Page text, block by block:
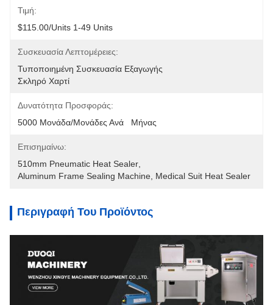
Τιμή:
$115.00/units 1-49 Units
Συσκευασία Λεπτομέρειες:
Τυποποιημένη Συσκευασία Εξαγωγής
Σκληρό Χαρτί
Δυνατότητα Προσφοράς:
5000 Μονάδα/μονάδες Ανά   Μήνας
Επισημαίνω:
510mm Pneumatic Heat Sealer
Aluminum Frame Sealing Machine Medical Suit Heat Sealer
Περιγραφή Του Προϊόντος